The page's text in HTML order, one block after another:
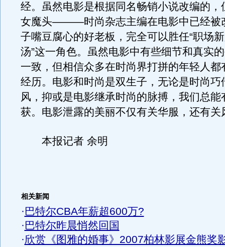
经。虽然电影是根据同名畅销小说改编的，
女魔头———时尚杂志主编在电影中已经被
子嘴豆腐心的好老板，完全可以胜任“职场
汤”这一角色。虽然电影中有些细节和真实
一致，但相信众多在时尚界打拼的年轻人都
经历。电影和时尚是双生子，无论是时尚巧
风，抑或是电影继承时尚的脉搏，我们总能
获。电影泄露的美丽不仅有关华服，还有
本报记者 余明
相关新闻
·巴特尔CBA年薪超600万?
·巴特尔昨晨悄然回国
·欣赏《图雅的婚事》2007柏林影展金熊奖